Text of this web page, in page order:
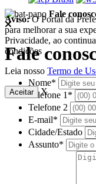
Fale
Fale
Nome*
Telefone 1*
Telefone 2
E-mail*
Cidade/Estado
Assunto*
Aviso:O Portal da
para melhorar a sua
Privacidade, ao
condições
Leia nosso Termo de
Aceitar X